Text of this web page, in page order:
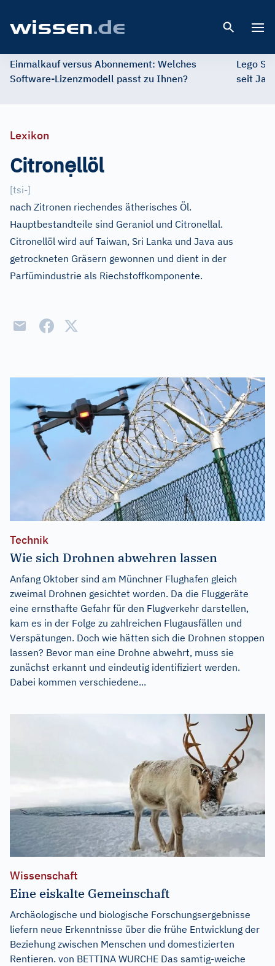
Einmalkauf versus Abonnement: Welches
Software-Lizenzmodell passt zu Ihnen?
Lego
seit
Lexikon
Citronẹllöl
[tsi-]
nach Zitronen riechendes ätherisches Öl.
Hauptbestandteile sind Geraniol und Citronellal.
Citronellöl wird auf Taiwan, Sri Lanka und Java aus
getrockneten Gräsern gewonnen und dient in der
Parfümindustrie als Riechstoffkomponente.
Technik
Wie sich Drohnen abwehren lassen
Anfang Oktober sind am Münchner Flughafen gleich
zweimal Drohnen gesichtet worden. Da die Fluggeräte
eine ernsthafte Gefahr für den Flugverkehr darstellen,
kam es in der Folge zu zahlreichen Flugausfällen und
Verspätungen. Doch wie hätten sich die Drohnen stoppen
lassen? Bevor man eine Drohne abwehrt, muss sie
zunächst erkannt und eindeutig identifiziert werden.
Dabei kommen verschiedene...
Wissenschaft
Eine eiskalte Gemeinschaft
Archäologische und biologische Forschungsergebnisse
liefern neue Erkenntnisse über die frühe Entwicklung der
Beziehung zwischen Menschen und domestizierten
Rentieren. von BETTINA WURCHE Das samtig-weiche